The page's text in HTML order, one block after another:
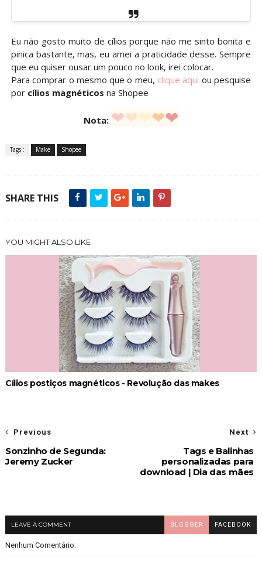
Eu não gosto muito de cílios porque não me sinto bonita e
pinica bastante, mas, eu amei a praticidade desse. Sempre
que eu quiser ousar um pouco no look, irei colocar.
Para comprar o mesmo que o meu, clique aqui ou pesquise
por cílios magnéticos na Shopee
Nota: ❤❤❤❤❤
Tags : Make Shopee
SHARE THIS
YOU MIGHT ALSO LIKE
Cílios postiços magnéticos - Revolução das makes
Next
Tags e Balinhas
personalizadas para
download | Dia das mães
Previous
Sonzinho de Segunda:
Jeremy Zucker
LEAVE A COMMENT BLOGGER FACEBOOK
Nenhum Comentário: